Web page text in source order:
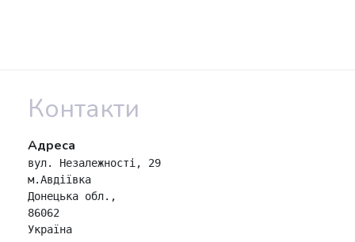
Контакти
Адреса
вул. Незалежності, 29
м.Авдіївка
Донецька обл.,
86062
Україна